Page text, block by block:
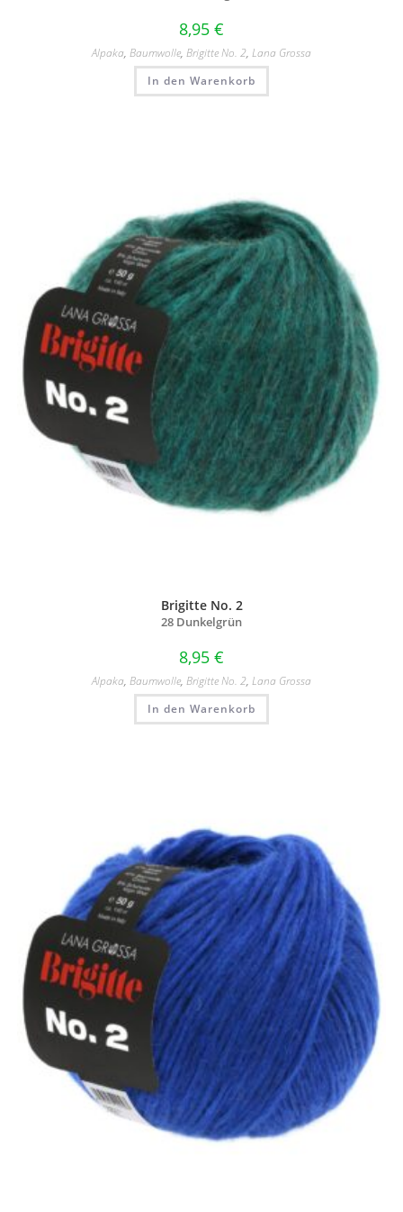
8,95 €
Alpaka, Baumwolle, Brigitte No. 2, Lana Grossa
In den Warenkorb
Brigitte No. 2
28 Dunkelgrün
8,95 €
Alpaka, Baumwolle, Brigitte No. 2, Lana Grossa
In den Warenkorb